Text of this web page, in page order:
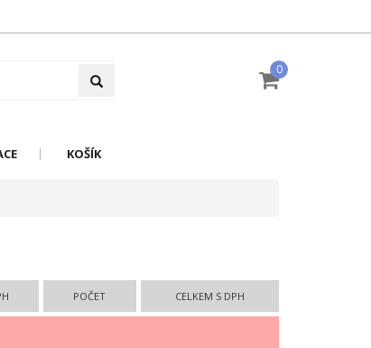
0
KOŠÍK
POČET CELKEM S DPH